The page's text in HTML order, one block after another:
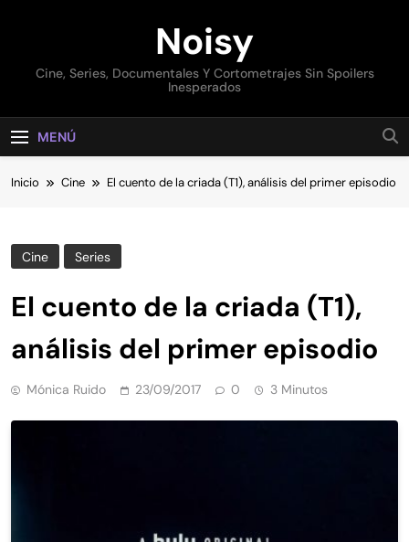
Noisy
Cine, Series, Documentales Y Cortometrajes Sin Spoilers
Inesperados
MENÚ
Inicio Cine El cuento de la criada (T1), análisis del primer episodio
Cine Series
El cuento de la criada (T1),
análisis del primer episodio
Mónica Ruido 23/09/2017 0 3 Minutos